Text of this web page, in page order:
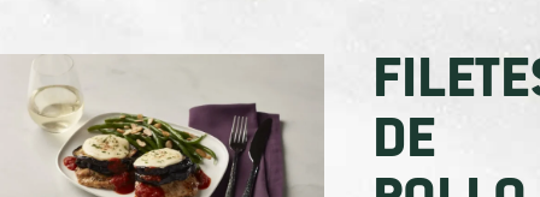
DE